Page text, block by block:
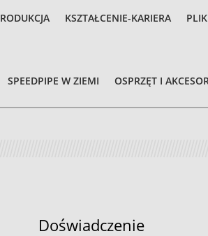
KSZTAŁCENIE-KARIERA
SPEEDPIPE W ZIEMI OSPRZĘT I
Doświadczenie